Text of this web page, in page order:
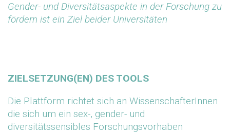
Gender- und Diversitätsaspekte in der Forschung zu
fördern ist ein Ziel beider Universitäten
ZIELSETZUNG(EN) DES TOOLS
Die Plattform richtet sich an WissenschafterInnen
die sich um ein sex-, gender- und
diversitätssensibles Forschungsvorhaben